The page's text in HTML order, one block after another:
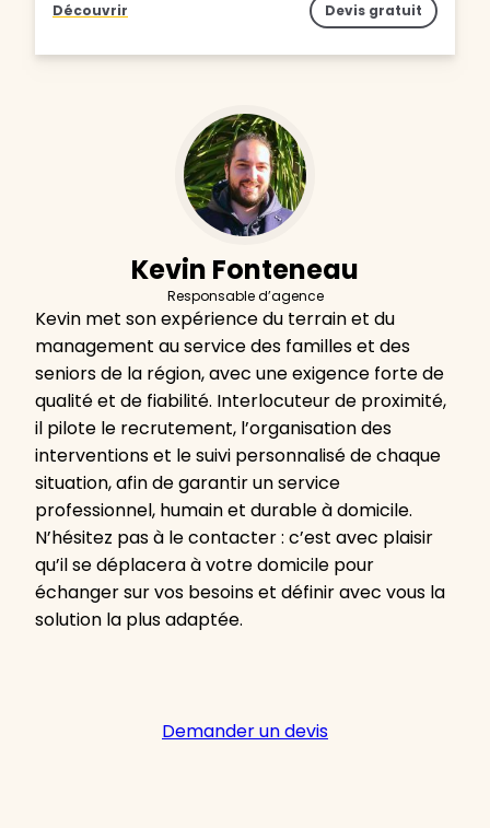
Découvrir Devis gratuit
Kevin Fonteneau
Responsable d’agence
Kevin met son expérience du terrain et du
management au service des familles et des
seniors de la région, avec une exigence forte de
qualité et de fiabilité. Interlocuteur de proximité,
il pilote le recrutement, l’organisation des
interventions et le suivi personnalisé de chaque
situation, afin de garantir un service
professionnel, humain et durable à domicile.
N’hésitez pas à le contacter : c’est avec plaisir
qu’il se déplacera à votre domicile pour
échanger sur vos besoins et définir avec vous la
solution la plus adaptée.
Demander un devis